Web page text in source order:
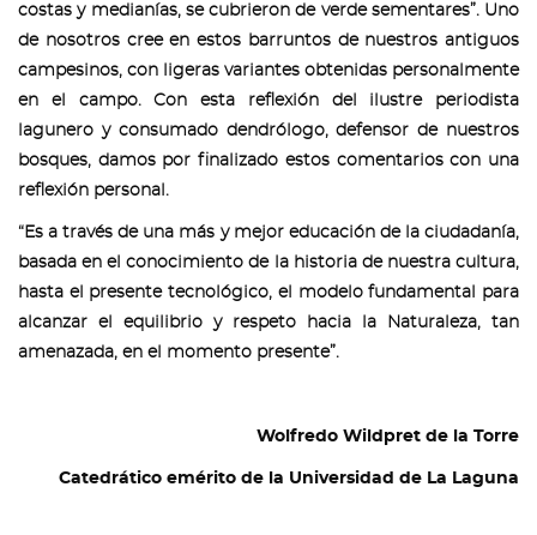
costas y medianías, se cubrieron de verde sementares”. Uno
de nosotros cree en estos barruntos de nuestros antiguos
campesinos, con ligeras variantes obtenidas personalmente
en el campo. Con esta reflexión del ilustre periodista
lagunero y consumado dendrólogo, defensor de nuestros
bosques, damos por finalizado estos comentarios con una
reflexión personal.
“Es a través de una más y mejor educación de la ciudadanía,
basada en el conocimiento de la historia de nuestra cultura,
hasta el presente tecnológico, el modelo fundamental para
alcanzar el equilibrio y respeto hacia la Naturaleza, tan
amenazada, en el momento presente”.
Wolfredo Wildpret de la Torre
Catedrático emérito de la Universidad de La Laguna